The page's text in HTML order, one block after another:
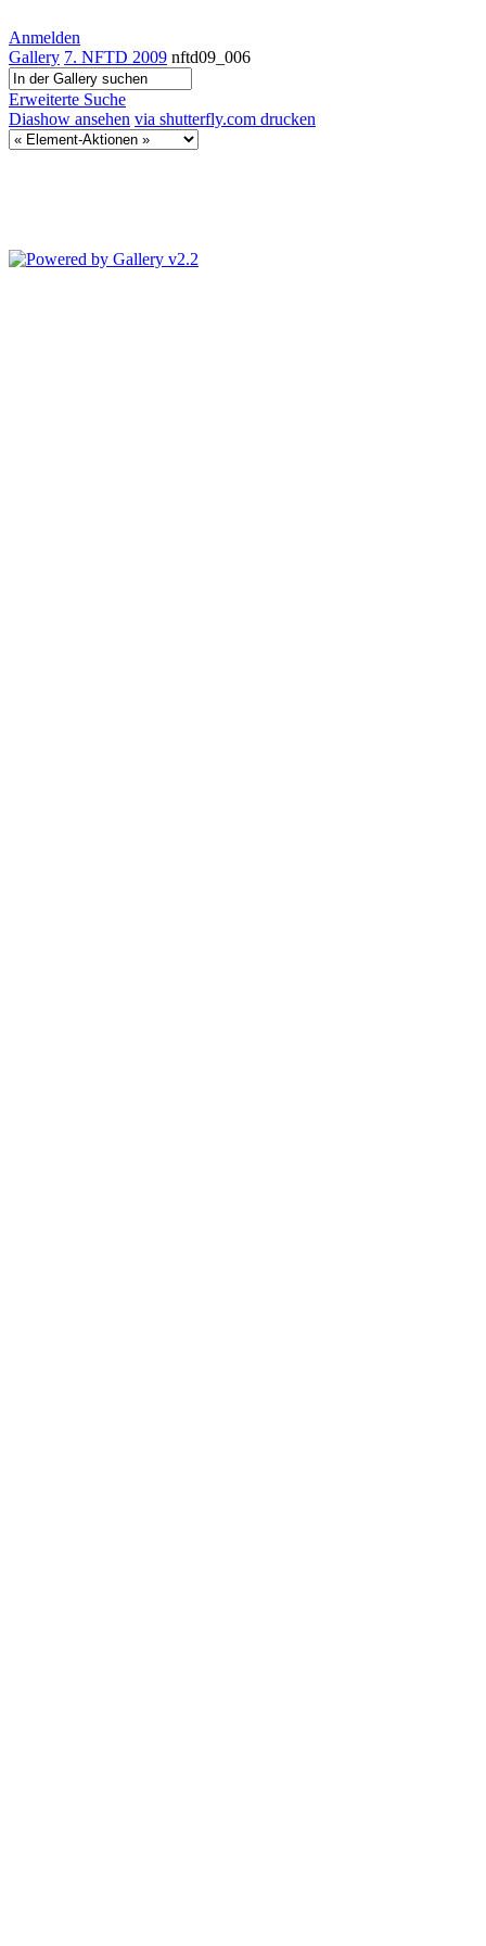
Anmelden
Gallery 7. NFTD 2009 nftd09_006
Erweiterte Suche
Diashow ansehen via shutterfly.com drucken